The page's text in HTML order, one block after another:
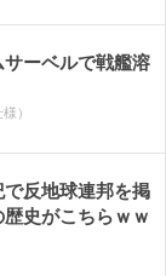
サーベルで戦艦溶
）
で反地球連邦を掲
史がこちらｗｗ